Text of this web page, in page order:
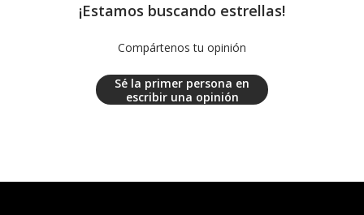
¡Estamos buscando estrellas!
Compártenos tu opinión
Sé la primer persona en
escribir una opinión